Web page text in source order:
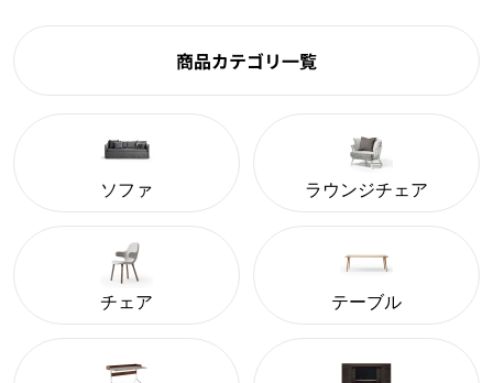
商品カテゴリ一覧
ソファ ラウンジチェア
チェア テーブル